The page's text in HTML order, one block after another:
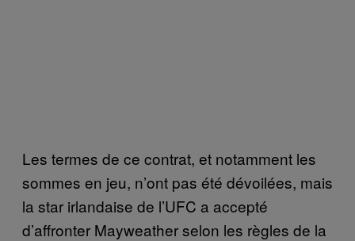
Les termes de ce contrat, et notamment les
sommes en jeu, n’ont pas été dévoilées, mais
la star irlandaise de l’UFC a accepté
d’affronter Mayweather selon les règles de la